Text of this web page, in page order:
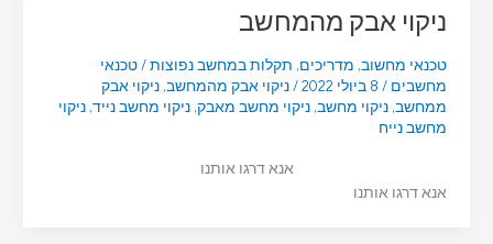
ניקוי אבק מהמחשב
טכנאי מחשוב, מדריכים, תקלות במחשב נפוצות/טכנאי
מחשבים / 8 ביולי 2022 /ניקוי אבק מהמחשב, ניקוי אבק
ממחשב, ניקוי מחשב, ניקוי מחשב מאבק, ניקוי מחשב נייד, ניקוי
מחשב נייח
אנא דרגו אותנו
אנא דרגו אותנו